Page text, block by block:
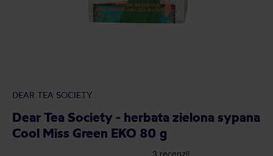
DEAR TEA SOCIETY
Dear Tea Society - herbata zielona sypana
Cool Miss Green EKO 80 g